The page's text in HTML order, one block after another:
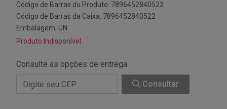
Código de Barras do Produto: 7896452840522
Código de Barras da Caixa: 7896452840522
Embalagem: UN
Produto Indisponível
Consulte as opções de entrega
Consultar